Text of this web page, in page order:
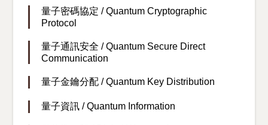
量子密碼協定 / Quantum Cryptographic
Protocol
量子通訊安全 / Quantum Secure Direct
Communication
量子金鑰分配 / Quantum Key Distribution
量子資訊 / Quantum Information